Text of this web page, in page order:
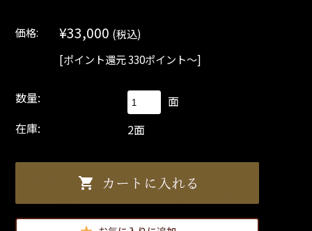
価格: ¥33,000 (税込)
[ポイント還元 330ポイント～]
数量:
面
在庫:
2面